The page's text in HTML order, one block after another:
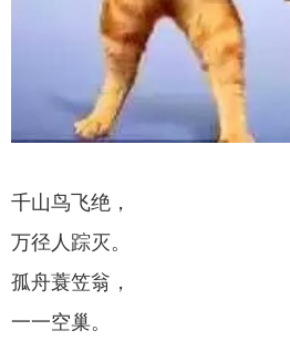
千山鸟飞绝，
万径人踪灭。
孤舟蓑笠翁，
一一空巢。